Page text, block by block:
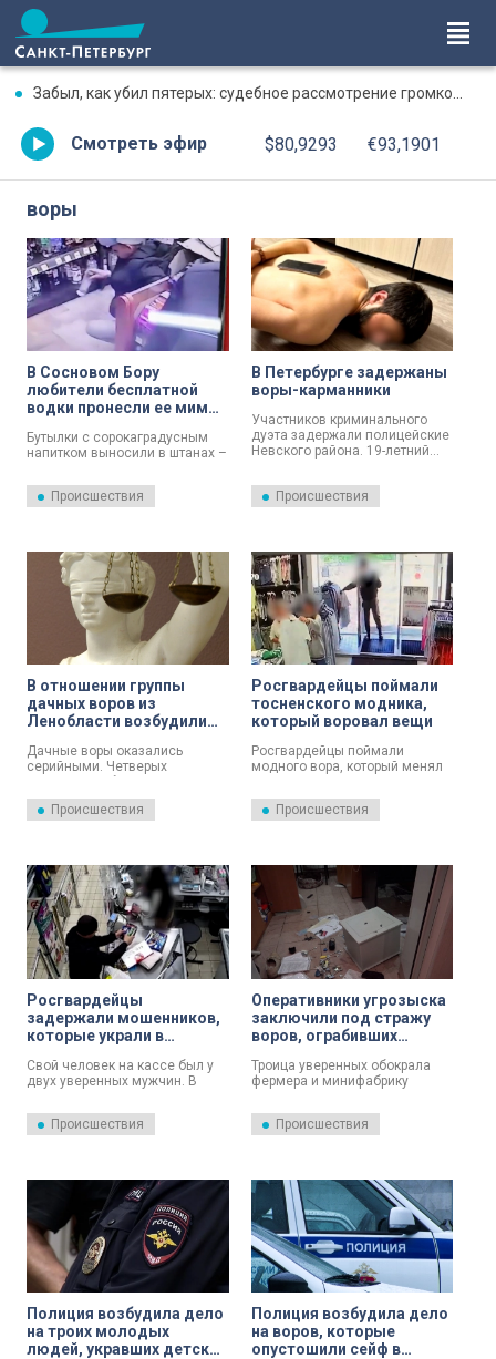
Забыл, как убил пятерых: судебное рассмотрение громкого дела о массовом убийстве в Липной Горке приостановлено
Смотреть эфир $80,9293 €93,1901
воры
В Сосновом Бору
любители бесплатной
водки пронесли ее мимо
Бутылки с сорокаградусным
напитком выносили в штанах –
объектив камеры
видеонаблюдения в одном из
Происшествия
В Петербурге задержаны
воры-карманники
Участников криминального
дуэта задержали полицейские
Невского района. 19-летний
летняя соучастница нигде не
работали и уже неоднократно
Происшествия
В отношении группы
дачных воров из
Ленобласти возбудили
Дачные воры оказались
серийными. Четверых
зарубежья задержали с
поличным еще в феврале.
Происшествия
Росгвардейцы поймали
тосненского модника,
который воровал вещи
Росгвардейцы поймали
модного вора, который менял
походом «на дело».
Происшествия
Росгвардейцы
задержали мошенников,
которые украли в
тысяч рублей
Свой человек на кассе был у
двух уверенных мужчин. В
субботу из гипермаркета они
неторопливо увезли товары на
Происшествия
Оперативники угрозыска
заключили под стражу
воров, ограбивших
полиэтилена в Гатчине
Троица уверенных обокрала
фермера и минифабрику
Гатчине. Тёмной зимней ночью
они забрались в офис
Происшествия
Полиция возбудила дело
на троих молодых
людей, укравших детское
Полиция возбудила дело
на воров, которые
опустошили сейф в